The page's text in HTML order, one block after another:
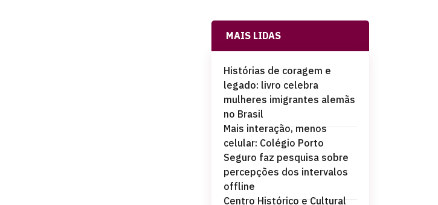
MAIS LIDAS
Histórias de coragem e
legado: livro celebra
mulheres imigrantes alemãs
no Brasil
Mais interação, menos
celular: Colégio Porto
Seguro faz pesquisa sobre
percepções dos intervalos
offline
Centro Histórico e Cultural